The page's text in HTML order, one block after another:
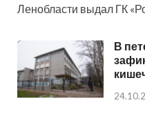
Ленобласти выдал ГК
В